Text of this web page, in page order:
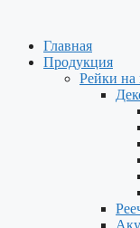
содержимому
Главная
Продукция
Рейки на